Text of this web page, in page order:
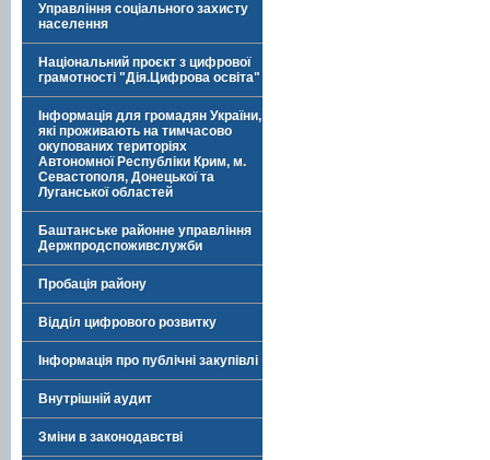
Управління соціального захисту
населення
Національний проєкт з цифрової
грамотності "Дія.Цифрова освіта"
Інформація для громадян України,
які проживають на тимчасово
окупованих територіях
Автономної Республіки Крим, м.
Севастополя, Донецької та
Луганської областей
Баштанське районне управління
Держпродспоживслужби
Пробація району
Відділ цифрового розвитку
Інформація про публічні закупівлі
Внутрішній аудит
Зміни в законодавстві